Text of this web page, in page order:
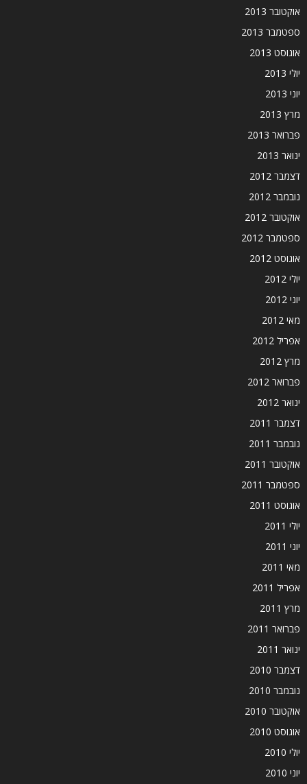
אוקטובר 2013
ספטמבר 2013
אוגוסט 2013
יולי 2013
יוני 2013
מרץ 2013
פברואר 2013
ינואר 2013
דצמבר 2012
נובמבר 2012
אוקטובר 2012
ספטמבר 2012
אוגוסט 2012
יולי 2012
יוני 2012
מאי 2012
אפריל 2012
מרץ 2012
פברואר 2012
ינואר 2012
דצמבר 2011
נובמבר 2011
אוקטובר 2011
ספטמבר 2011
אוגוסט 2011
יולי 2011
יוני 2011
מאי 2011
אפריל 2011
מרץ 2011
פברואר 2011
ינואר 2011
דצמבר 2010
נובמבר 2010
אוקטובר 2010
אוגוסט 2010
יולי 2010
יוני 2010